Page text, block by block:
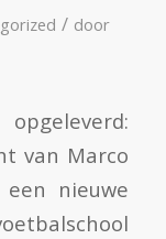
/ door
van Marco
nieuwe